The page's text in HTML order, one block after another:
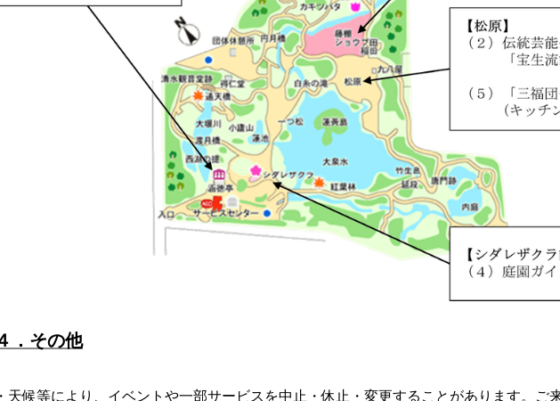
．その他
・天候等により、イベントや一部サービスを中止・休止・変更することがあります。ご